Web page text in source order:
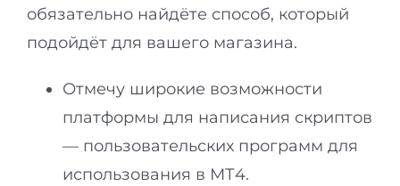
обязательно найдёте способ, который
подойдёт для вашего магазина.
Отмечу широкие возможности
платформы для написания скриптов
— пользовательских программ для
использования в МТ4.